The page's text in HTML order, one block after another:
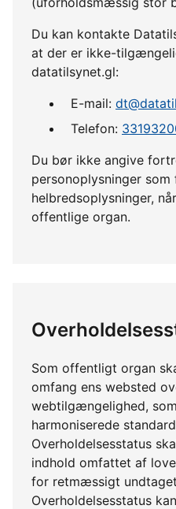
Du kan kontakte
at der er ikke-
datatilsynet.gl:
E-mail:
Telefon:
Du bør ikke angive
personoplysninger
helbredsoplysninger,
offentlige organ.
Som offentligt organ
omfang ens websted
webtilgængelighed,
harmoniserede
Overholdelsesstatus
indhold omfattet af
for retmæssigt
Overholdelsesstatus